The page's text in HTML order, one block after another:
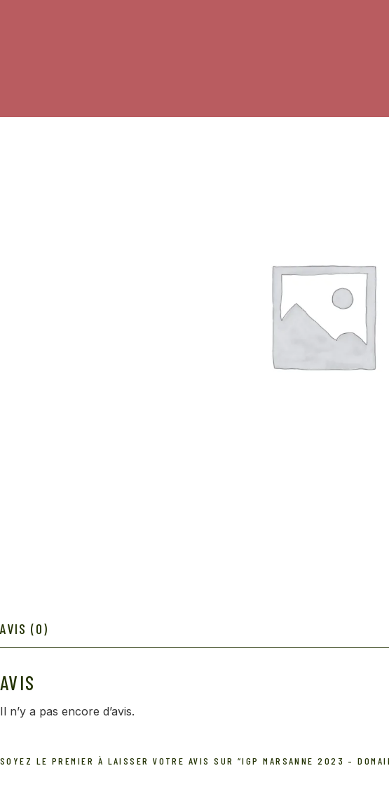
AVIS (0)
AVIS
Il n’y a pas encore d’avis.
SOYEZ LE PREMIER À LAISSER VOTRE AVIS SUR “IGP MARSANNE 2023 –